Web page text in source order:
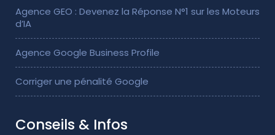
Agence GEO : Devenez la Réponse N°1 sur les Moteurs
d’IA
Agence Google Business Profile
Corriger une pénalité Google
Conseils & Infos